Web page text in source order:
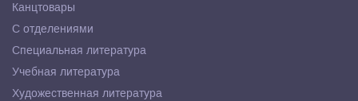
Канцтовары
С отделениями
Специальная литература
Учебная литература
Художественная литература